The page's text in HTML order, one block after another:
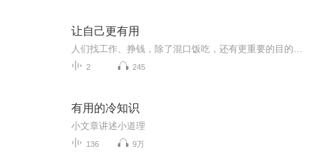
让自己更有用
2 245
有用的冷知识
小文章讲述小道理
136 9万